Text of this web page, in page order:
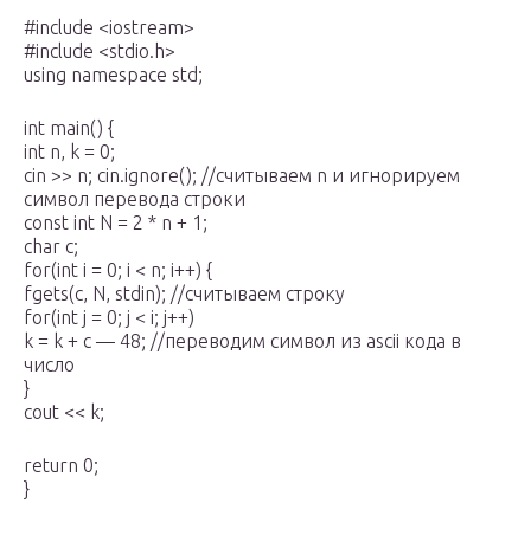
#include <iostream>
#include <stdio.h>
using namespace std;
int main() {
int n, k = 0;
cin >> n; cin.ignore(); //считываем n и игнорируем
символ перевода строки
const int N = 2 * n + 1;
char c;
for(int i = 0; i < n; i++) {
fgets(c, N, stdin); //считываем строку
for(int j = 0; j < i; j++)
k = k + c — 48; //переводим символ из ascii кода в
число
}
cout << k;
return 0;
}